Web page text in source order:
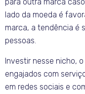
para outra marca
lado da moeda é
marca, a tendência é
pessoas.
Investir nesse nicho,
engajados com
em redes sociais e